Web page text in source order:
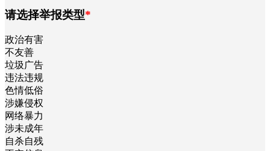
请选择举报类型*
政治有害
不友善
垃圾广告
违法违规
色情低俗
涉嫌侵权
网络暴力
涉未成年
自杀自残